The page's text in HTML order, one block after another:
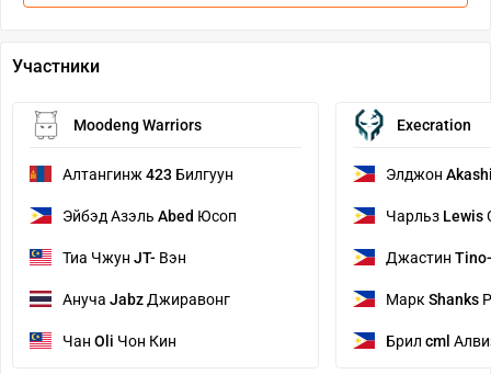
Участники
Moodeng Warriors
Алтангинж 423 Билгуун
Эйбэд Азэль Abed Юсоп
Тиа Чжун JT- Вэн
Ануча Jabz Джиравонг
Чан Oli Чон Кин
Execration
Элджон
Чарльз Lewis
Джастин Tino-
Марк Shanks
Брил cml